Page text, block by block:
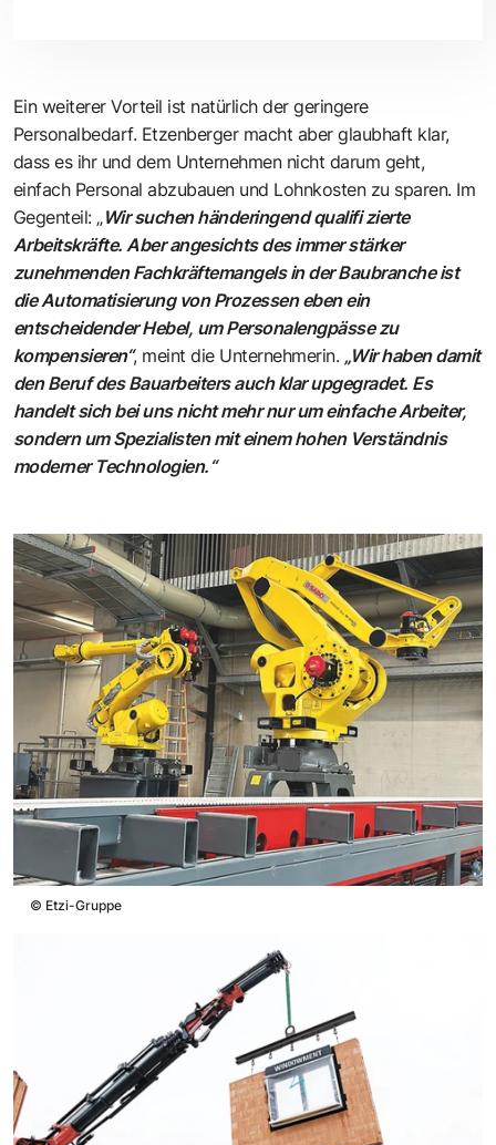
Ein weiterer Vorteil ist natürlich der geringere
Personalbedarf. Etzenberger macht aber glaubhaft klar,
dass es ihr und dem Unternehmen nicht darum geht,
einfach Personal abzubauen und Lohnkosten zu sparen. Im
Gegenteil: „Wir suchen händeringend qualifi zierte
Arbeitskräfte. Aber angesichts des immer stärker
zunehmenden Fachkräftemangels in der Baubranche ist
die Automatisierung von Prozessen eben ein
entscheidender Hebel, um Personalengpässe zu
kompensieren“, meint die Unternehmerin. „Wir haben damit
den Beruf des Bauarbeiters auch klar upgegradet. Es
handelt sich bei uns nicht mehr nur um einfache Arbeiter,
sondern um Spezialisten mit einem hohen Verständnis
moderner Technologien.“
© Etzi-Gruppe